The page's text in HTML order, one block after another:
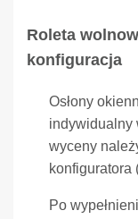
Roleta
konfiguracja
Osłony
indywidualny
wyceny
konfiguratora
Po